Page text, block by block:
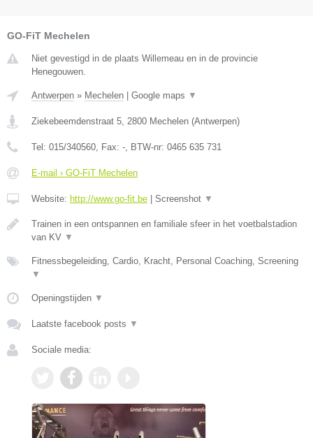
GO-FiT Mechelen
Niet gevestigd in de plaats Willemeau en in de provincie
Henegouwen.
Antwerpen » Mechelen | Google maps ▼
Ziekebeemdenstraat 5 2800 Mechelen (Antwerpen)
Tel: 015/340560 , Fax: - , BTW-nr: 0465 635 731
E-mail › GO-FiT Mechelen
Website: http://www.go-fit.be | Screenshot ▼
Trainen in een ontspannen en familiale sfeer in het voetbalstadion
van KV ▼
Fitnessbegeleiding, Cardio, Kracht, Personal Coaching, Screening
▼
Openingstijden ▼
Laatste facebook posts ▼
Sociale media: